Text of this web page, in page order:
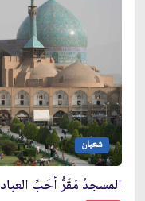
شعبان
المسجدُ مَقَرُّ أَحَبِّ العباد